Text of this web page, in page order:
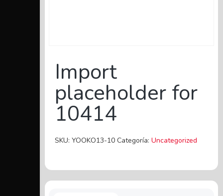
Import
placeholder for
10414
SKU: YOOKO13-10 Categoría: Uncategorized